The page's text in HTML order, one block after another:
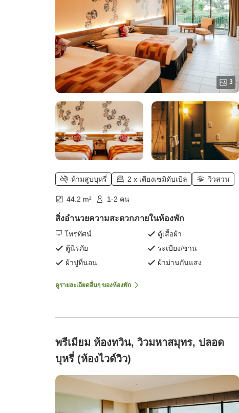
3
ห้ามสูบบุหรี่ 2 x เตียงเซมิดับเบิล วิวสวน
44.2 m² 1-2 คน
สิ่งอำนวยความสะดวกภายในห้องพัก
โทรทัศน์
ตู้เสื้อผ้า
ตู้นิรภัย
ระเบียง/ชาน
ผ้าปูที่นอน
ผ้าม่านกันแสง
ดูรายละเอียดอื่นๆ ของห้องพัก
พรีเมียม ห้องทวิน, วิวมหาสมุทร, ปลอด
บุหรี่ (ห้องไวด์วิว)